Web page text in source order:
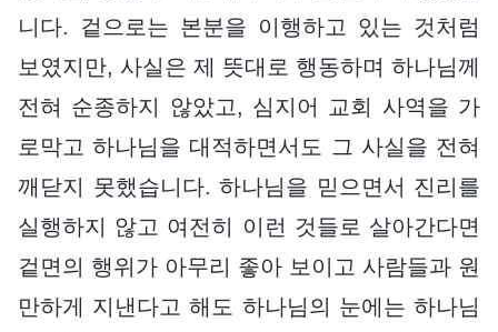
니다. 겉으로는 본분을 이행하고 있는 것처럼
보였지만, 사실은 제 뜻대로 행동하며 하나님께
전혀 순종하지 않았고, 심지어 교회 사역을 가
로막고 하나님을 대적하면서도 그 사실을 전혀
깨닫지 못했습니다. 하나님을 믿으면서 진리를
실행하지 않고 여전히 이런 것들로 살아간다면
겉면의 행위가 아무리 좋아 보이고 사람들과 원
만하게 지낸다고 해도 하나님의 눈에는 하나님